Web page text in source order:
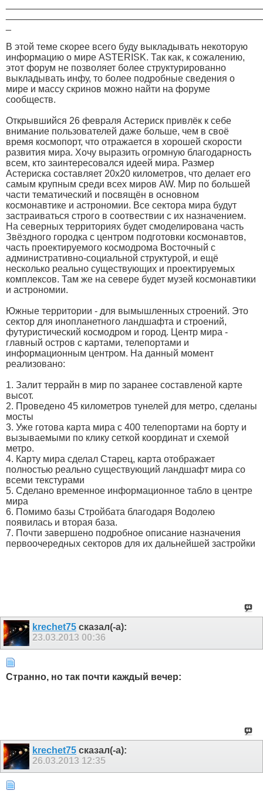
В этой теме скорее всего буду выкладывать некоторую
информацию о мире ASTERISK. Так как, к сожалению,
этот форум не позволяет более структурированно
выкладывать инфу, то более подробные сведения о
мире и массу скринов можно найти на форуме
сообществ.
Открывшийся 26 февраля Астериск привлёк к себе
внимание пользователей даже больше, чем в своё
время космопорт, что отражается в хорошей скорости
развития мира. Хочу выразить огромную благодарность
всем, кто заинтересовался идеей мира. Размер
Астериска составляет 20х20 километров, что делает его
самым крупным среди всех миров AW. Мир по большей
части тематический и посвящён в основном
космонавтике и астрономии. Все сектора мира будут
застраиваться строго в соотвествии с их назначением.
На северных территориях будет смоделирована часть
Звёздного городка с центром подготовки космонавтов,
часть проектируемого космодрома Восточный с
административно-социальной структурой, и ещё
несколько реально существующих и проектируемых
комплексов. Там же на севере будет музей космонавтики
и астрономии.
Южные территории - для вымышленных строений. Это
сектор для инопланетного ландшафта и строений,
футуристический космодром и город. Центр мира -
главный остров с картами, телепортами и
информационным центром. На данный момент
реализовано:
1. Залит террайн в мир по заранее составленой карте
высот.
2. Проведено 45 километров тунелей для метро, сделаны
мосты
3. Уже готова карта мира с 400 телепортами на борту и
вызываемыми по клику сеткой координат и схемой
метро.
4. Карту мира сделал Старец, карта отображает
полностью реально существующий ландшафт мира со
всеми текстурами
5. Сделано временное информационное табло в центре
мира
6. Помимо базы Стройбата благодаря Водолею
появилась и вторая база.
7. Почти завершено подробное описание назначения
первоочередных секторов для их дальнейшей застройки
krechet75 сказал(-а):
23.03.2013 00:36
Странно, но так почти каждый вечер:
krechet75 сказал(-а):
26.03.2013 12:35